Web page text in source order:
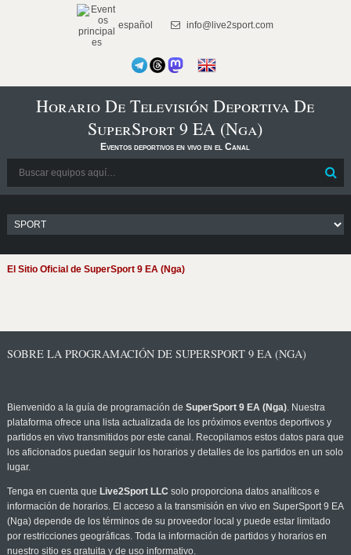
español info@live2sport.com
Horario De Televisión Deportiva De
SuperSport 9 EA (Nga)
Eventos deportivos en vivo en el Canal
El Sitio Oficial de SuperSport 9 EA (Nga)
SOBRE LA PROGRAMACIÓN DE SUPERSPORT 9 EA (NGA)
Bienvenido a la guía de programación de SuperSport 9 EA (Nga). Nuestra
plataforma ofrece una lista actualizada de los próximos eventos deportivos y
partidos en vivo transmitidos por este canal. Recopilamos estos datos para que
los aficionados puedan seguir los horarios y detalles de los partidos en un solo
lugar.
Tenga en cuenta que Live2Sport LLC solo proporciona datos analíticos e
información de horarios. El acceso a la transmisión en vivo en SuperSport 9 EA
(Nga) depende de los términos de su proveedor local y puede estar limitado
por restricciones geográficas. Toda la información de partidos y horarios en
nuestro sitio es gratuita y de uso informativo.